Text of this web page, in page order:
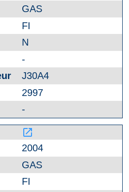
GAS
FI
N
-
J30A4
2997
-
launch
2004
GAS
FI